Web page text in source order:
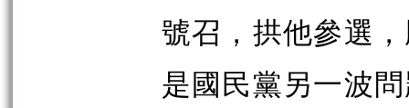
號召，拱他參選
是國民黨另一波